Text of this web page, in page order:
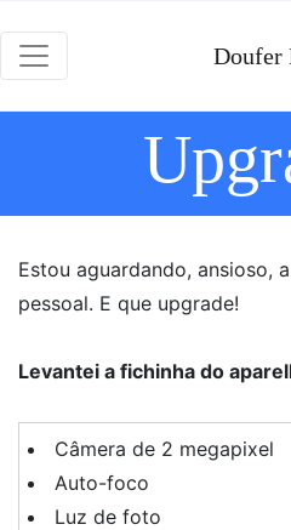
Doufer
Estou aguardando, ansioso,
pessoal. E que upgrade!
Levantei a fichinha do
Câmera de 2 megapixel
Auto-foco
Luz de foto